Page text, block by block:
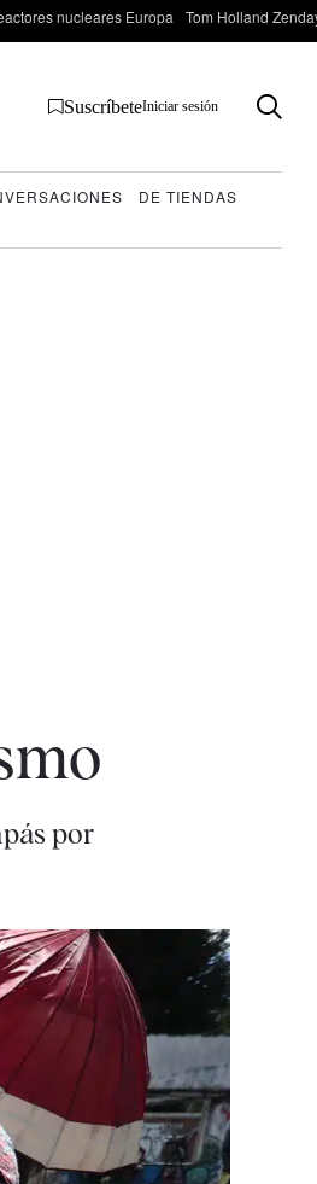
nucleares Europa Tom Holland
SuscríbeteIniciar sesión
DE TIENDAS
por